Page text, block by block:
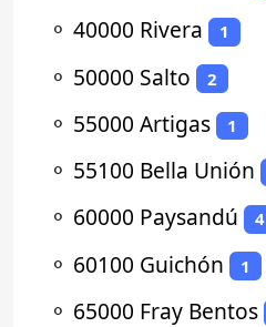
⚬ 40000 Rivera 1
⚬ 50000 Salto 2
⚬ 55000 Artigas 1
⚬ 55100 Bella Unión
⚬ 60000 Paysandú 4
⚬ 60100 Guichón 1
⚬ 65000 Fray Bentos